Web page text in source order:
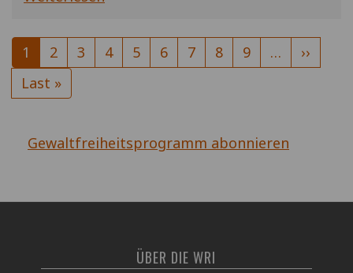
Seitennummerierung
Aktuelle
Seite
1 Seite
2 Seite
3 Seite
4 Seite
5 Seite
6 Seite
7 Seite
8 Seite
9 …
Seite
››
Letzte
Seite
Last »
Gewaltfreiheitsprogramm abonnieren
ÜBER DIE WRI